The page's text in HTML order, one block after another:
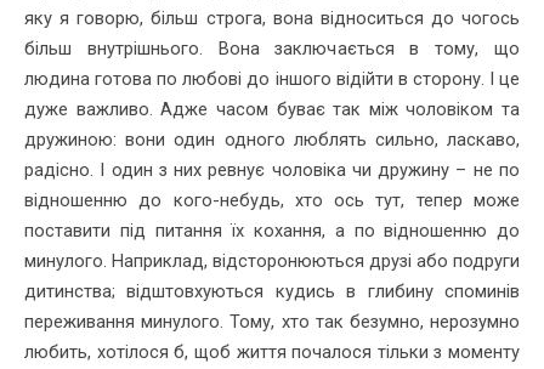
яку я говорю, більш строга, вона відноситься до чогось
більш внутрішнього. Вона заключається в тому, що
людина готова по любові до іншого відійти в сторону. І це
дуже важливо. Адже часом буває так між чоловіком та
дружиною: вони один одного люблять сильно, ласкаво,
радісно. І один з них ревнує чоловіка чи дружину – не по
відношенню до кого-небудь, хто ось тут, тепер може
поставити під питання їх кохання, а по відношенню до
минулого. Наприклад, відсторонюються друзі або подруги
дитинства; відштовхуються кудись в глибину споминів
переживання минулого. Тому, хто так безумно, нерозумно
любить, хотілося б, щоб життя почалося тільки з моменту